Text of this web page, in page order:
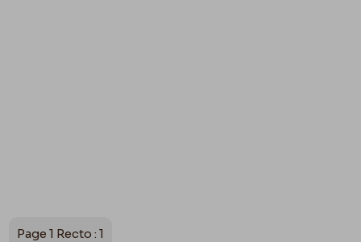
Page 1 Recto : 1